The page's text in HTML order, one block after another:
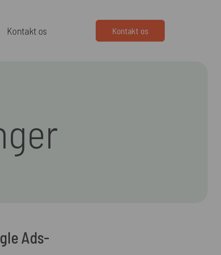
Kontakt os Kontakt os
Ads-